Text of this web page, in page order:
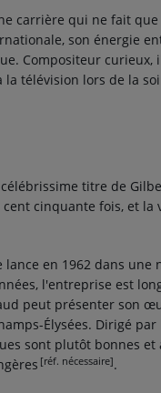
carrière qui ne fait
son énergie
Compositeur
la télévision lors de la
titre de
cinquante fois, et la
lance en 1962 dans
l'entreprise est
peut présenter son
Élysées. Dirigé
sont plutôt bonnes
[réf. nécessaire].